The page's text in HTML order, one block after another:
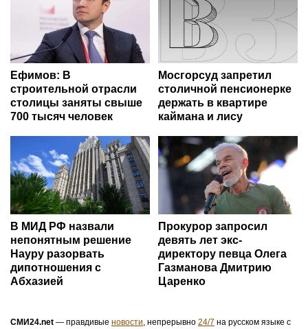
Ефимов: В
строительной отрасли
столицы заняты свыше
700 тысяч человек
Мосгорсуд запретил
столичной пенсионерке
держать в квартире
каймана и лису
В МИД РФ назвали
непонятным решение
Науру разорвать
дипотношения с
Абхазией
Прокурор запросил
девять лет экс-
директору певца Олега
Газманова Дмитрию
Царенко
СМИ24.net — правдивые новости, непрерывно 24/7 на русском языке с